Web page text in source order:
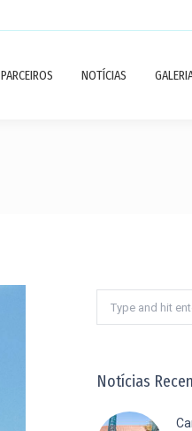
PARCEIROS NOTÍCIAS
Notícias